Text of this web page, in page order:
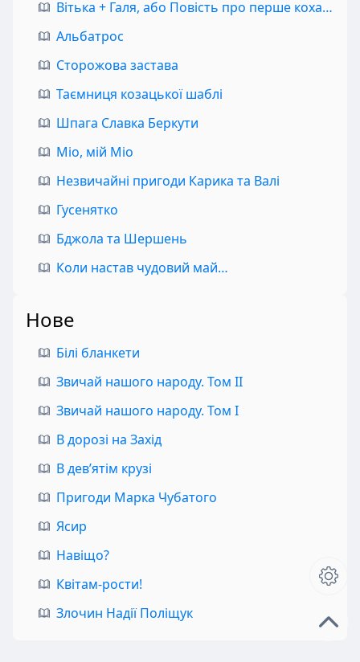
Вітька + Галя, або Повість про перше кохання
Альбатрос
Сторожова застава
Таємниця козацької шаблі
Шпага Славка Беркути
Міо, мій Міо
Незвичайні пригоди Карика та Валі
Гусенятко
Бджола та Шершень
Коли настав чудовий май…
Нове
Білі бланкети
Звичай нашого народу. Том II
Звичай нашого народу. Том I
В дорозі на Захід
В дев’ятім крузі
Пригоди Марка Чубатого
Ясир
Навіщо?
Квітам-рости!
Злочин Надії Поліщук